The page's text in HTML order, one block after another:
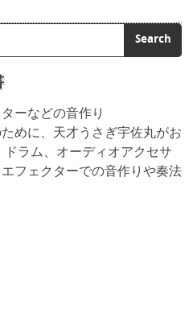
ーなどの音作り
めに、天才うさぎ宇佐丸がお
ラム、オーディオアクセサ
フェクターでの音作りや奏法